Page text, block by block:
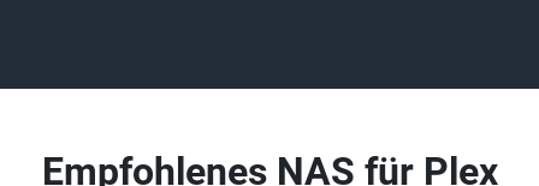
Empfohlenes NAS für Plex